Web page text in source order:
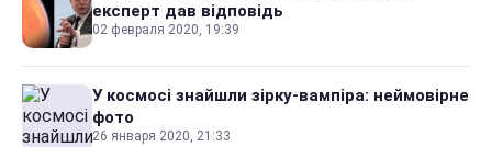
експерт дав відповідь
02 февраля 2020, 19:39
У космосі знайшли зірку-вампіра: неймовірне
фото
26 января 2020, 21:33